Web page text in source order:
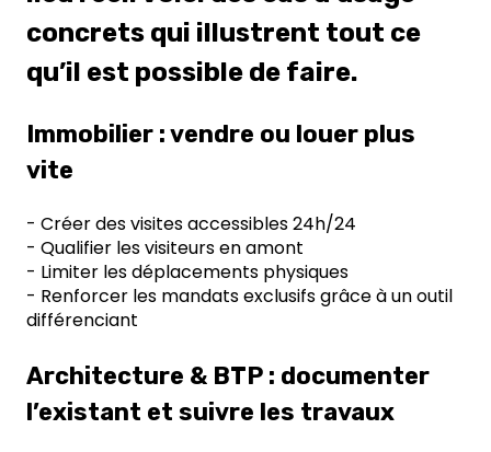
concrets qui illustrent tout ce
qu’il est possible de faire.
Immobilier : vendre ou louer plus
vite
- Créer des visites accessibles 24h/24
- Qualifier les visiteurs en amont
- Limiter les déplacements physiques
- Renforcer les mandats exclusifs grâce à un outil
différenciant
Architecture & BTP : documenter
l’existant et suivre les travaux